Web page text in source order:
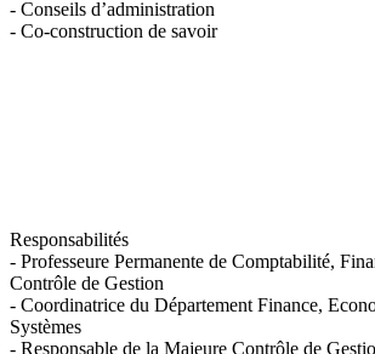
- Conseils d’administration
- Co-construction de savoir
Responsabilités
- Professeure Permanente de Comptabilité,
Contrôle de Gestion
- Coordinatrice du Département Finance,
Systèmes
- Responsable de la Majeure Contrôle de